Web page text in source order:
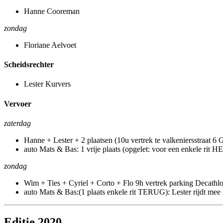
Hanne Cooreman
zondag
Floriane Aelvoet
Scheidsrechter
Lester Kurvers
Vervoer
zaterdag
Hanne + Lester + 2 plaatsen (10u vertrek te valkeniersstraat 6
auto Mats & Bas: 1 vrije plaats (opgelet: voor een enkele rit
zondag
Wim + Ties + Cyriel + Corto + Flo 9h vertrek parking
auto Mats & Bas:(1 plaats enkele rit TERUG): Lester rijdt mee